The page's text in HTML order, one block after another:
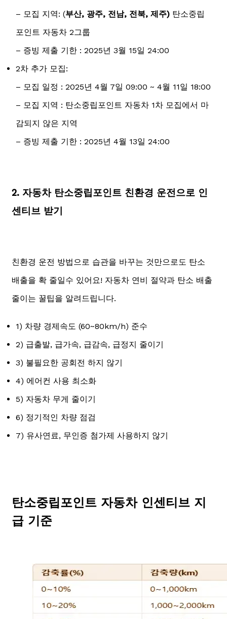
– 모집 지역: (부산, 광주, 전남, 전북, 제주)탄소중립
포인트 자동차 2그룹
– 증빙 제출 기한 : 2025년 3월 15일 24:00
2차 추가 모집:
– 모집 일정 : 2025년 4월 7일 09:00 ~ 4월 11일 18:00
– 모집 지역 : 탄소중립포인트 자동차 1차 모집에서 마
감되지 않은 지역
– 증빙 제출 기한 : 2025년 4월 13일 24:00
2. 자동차 탄소중립포인트 친환경 운전으로 인
센티브 받기
친환경 운전 방법으로 습관을 바꾸는 것만으로도 탄소
배출을 확 줄일수 있어요! 자동차 연비 절약과 탄소 배출
줄이는 꿀팁을 알려드립니다.
1) 차량 경제속도 (60~80km/h) 준수
2) 급출발, 급가속, 급감속, 급정지 줄이기
3) 불필요한 공회전 하지 않기
4) 에어컨 사용 최소화
5) 자동차 무게 줄이기
6) 정기적인 차량 점검
7) 유사연료, 무인증 첨가제 사용하지 않기
탄소중립포인트 자동차 인센티브 지
급 기준